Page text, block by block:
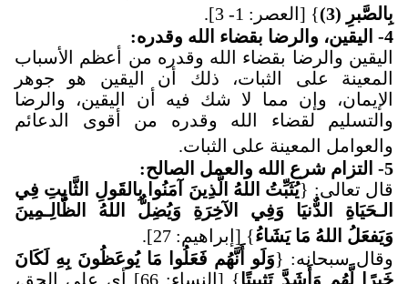
بِالصَّبرِ (3)
} [العصر: 1- 3]
.
4
- اليقين، والرضا بقضاء الله وقدره:
اليقين والرضا بقضاء الله وقدره من أعظم الأسباب
المعينة على الثبات، ذلك أن اليقين هو جوهر
الإيمان، وإن مما لا شك فيه أن اليقين، والرضا
والتسليم لقضاء الله وقدره من أقوى الدعائم
والعوامل المعينة على الثبات.
5
- التزام شرع الله والعمل الصالح:
قال تعالى: {يُثَبِّتُ اللهُ الَّذِينَ آمَنُوا بِالقَولِ الثَّابِتِ فِي
الـحَيَاةِ الدٌّنيَا وَفِي الآخِرَةِ وَيُضِلٌّ اللهُ الظَّالِـمِينَ
وَيَفعَلُ اللهُ مَا يَشَاءُ} [إبراهيم: 27]
.
وقال سبحانه: {وَلَو أَنَّهُم فَعَلُوا مَا يُوعَظُونَ بِهِ لَكَانَ
خَيرًا لَّهُم وَأَشَدَّ تَثبِيتًا
} [النساء: 66] أي على الحق،